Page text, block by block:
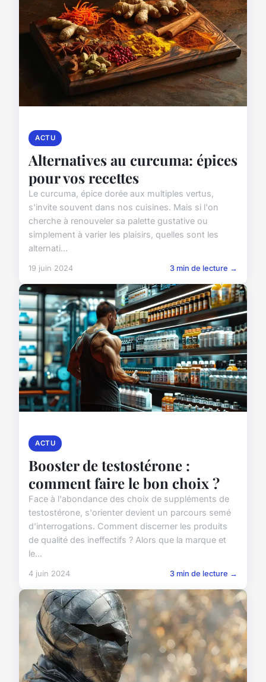
ACTU
Alternatives au curcuma: épices
pour vos recettes
Le curcuma, épice dorée aux multiples vertus,
s'invite souvent dans nos cuisines. Mais si l'on
cherche à renouveler sa palette gustative ou
simplement à varier les plaisirs, quelles sont les
alternati...
19 juin 2024 3 min de lecture →
ACTU
Booster de testostérone :
comment faire le bon choix ?
Face à l'abondance des choix de suppléments de
testostérone, s'orienter devient un parcours semé
d'interrogations. Comment discerner les produits
de qualité des ineffectifs ? Alors que la marque et
le...
4 juin 2024 3 min de lecture →